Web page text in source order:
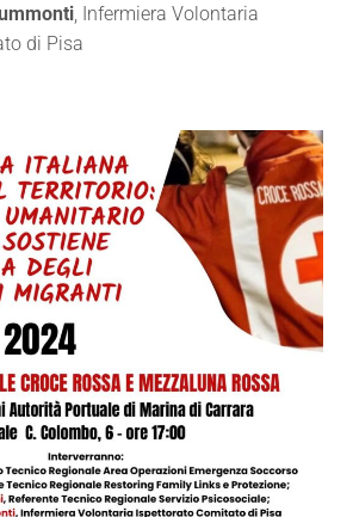
, Infermiera Volontaria
di Pisa